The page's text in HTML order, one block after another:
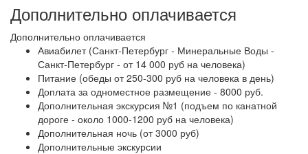
Дополнительно оплачивается
Дополнительно оплачивается
Авиабилет (Санкт-Петербург - Минеральные Воды -
Санкт-Петербург - от 14 000 руб на человека)
Питание (обеды от 250-300 руб на человека в день)
Доплата за одноместное размещение - 8000 руб.
Дополнительная экскурсия №1 (подъем по канатной
дороге - около 1000-1200 руб на человека)
Дополнительная ночь (от 3000 руб)
Дополнительные экскурсии